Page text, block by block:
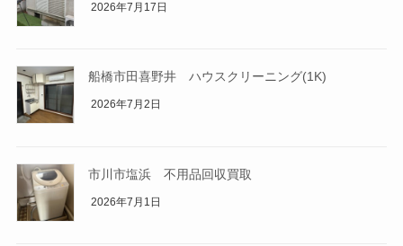
2026年7月17日
船橋市田喜野井 ハウスクリーニング(1K)
2026年7月2日
市川市塩浜 不用品回収買取
2026年7月1日